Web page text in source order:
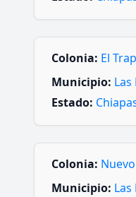
Colonia: El
Municipio:
Estado:
Colonia:
Municipio: